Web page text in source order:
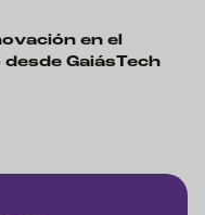
en el
GaiásTech